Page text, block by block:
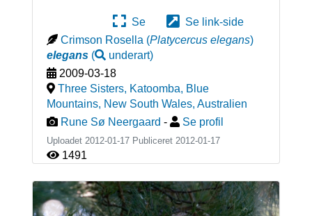
Se
Se link-side
Crimson Rosella (Platycercus elegans)
elegans( underart)
2009-03-18
Three Sisters, Katoomba, Blue
Mountains, New South Wales, Australien
Rune Sø Neergaard - Se profil
Uploadet 2012-01-17 Publiceret 2012-01-17
1491